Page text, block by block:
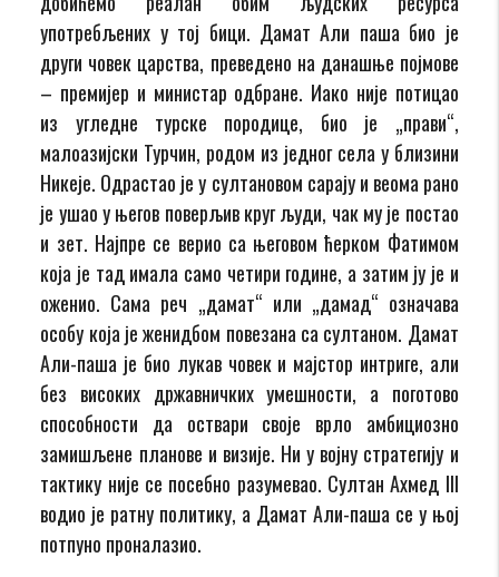
употребљених у тој бици. Дамат Али паша био је
други човек царства, преведено на данашње појмове
– премијер и министар одбране. Иако није потицао
из угледне турске породице, био је „прави“,
малоазијски Турчин, родом из једног села у близини
Никеје. Одрастао је у султановом сарају и веома рано
је ушао у његов поверљив круг људи, чак му је постао
и зет. Најпре се верио са његовом ћерком Фатимом
која је тад имала само четири године, а затим ју је и
оженио. Сама реч „дамат“ или „дамад“ означава
особу која је женидбом повезана са султаном. Дамат
Али-паша је био лукав човек и мајстор интриге, али
без високих државничких умешности, а поготово
способности да оствари своје врло амбициозно
замишљене планове и визије. Ни у војну стратегију и
тактику није се посебно разумевао. Султан Ахмед III
водио је ратну политику, а Дамат Али-паша се у њој
потпуно проналазио.